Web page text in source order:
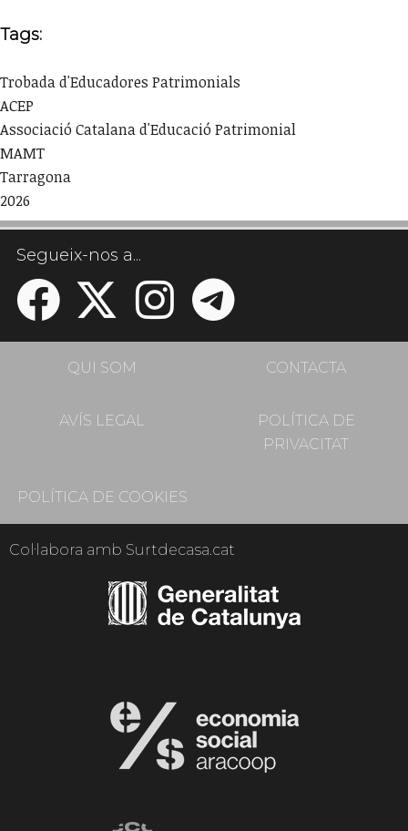
Tags:
Trobada d'Educadores Patrimonials
ACEP
Associació Catalana d'Educació Patrimonial
MAMT
Tarragona
2026
Segueix-nos a...
QUI SOM CONTACTA
AVÍS LEGAL
POLÍTICA DE
PRIVACITAT
POLÍTICA DE COOKIES
Col·labora amb Surtdecasa.cat